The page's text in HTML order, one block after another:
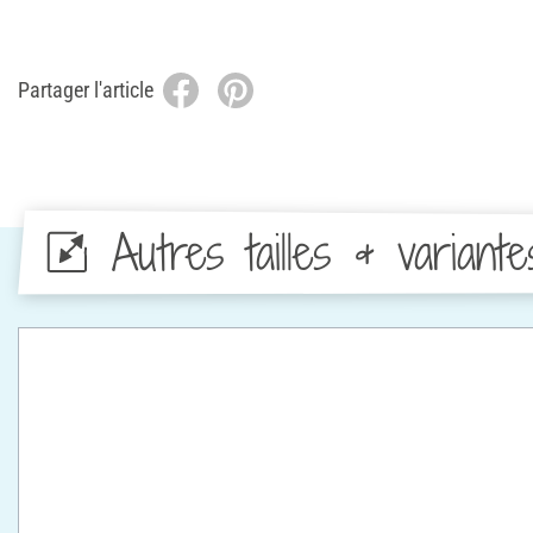
Partager l'article
Autres tailles &